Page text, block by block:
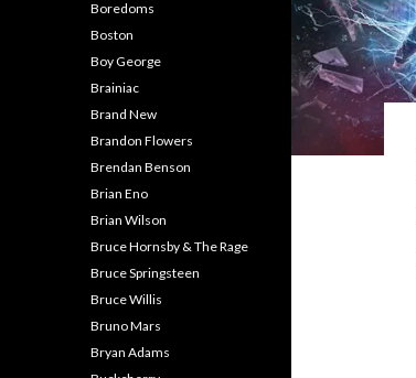
Boredoms
Boston
Boy George
Brainiac
Brand New
Brandon Flowers
Brendan Benson
Brian Eno
Brian Wilson
Bruce Hornsby & The Rage
Bruce Springsteen
Bruce Willis
Bruno Mars
Bryan Adams